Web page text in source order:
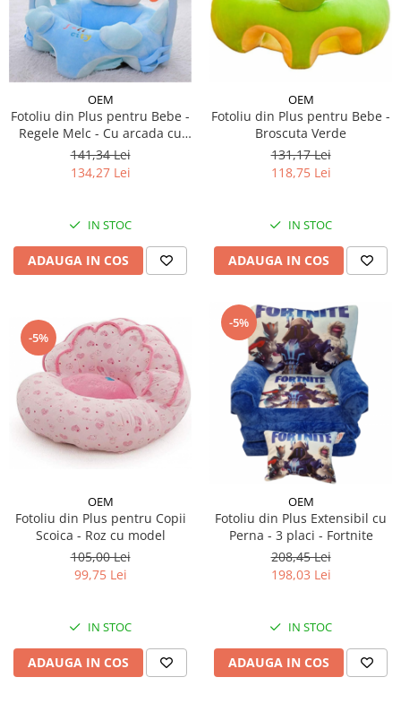
OEM
Fotoliu din Plus pentru Bebe -
Regele Melc - Cu arcada cu
jucarii
141,34 Lei
134,27 Lei
IN STOC
ADAUGA IN COS
OEM
Fotoliu din Plus pentru Bebe -
Broscuta Verde
131,17 Lei
118,75 Lei
IN STOC
ADAUGA IN COS
-5%
OEM
Fotoliu din Plus pentru Copii
Scoica - Roz cu model
105,00 Lei
99,75 Lei
IN STOC
ADAUGA IN COS
-5%
OEM
Fotoliu din Plus Extensibil cu
Perna - 3 placi - Fortnite
208,45 Lei
198,03 Lei
IN STOC
ADAUGA IN COS